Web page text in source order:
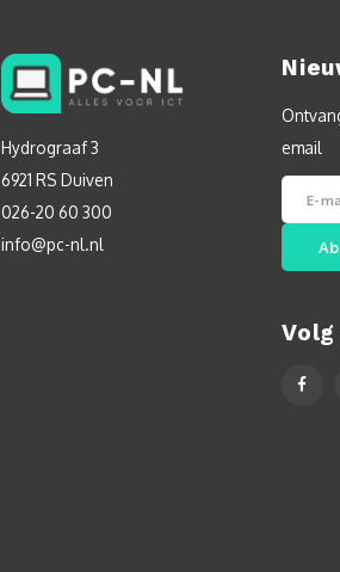
Hydrograaf 3
6921 RS Duiven
026-20 60 300
info@pc-nl.nl
email